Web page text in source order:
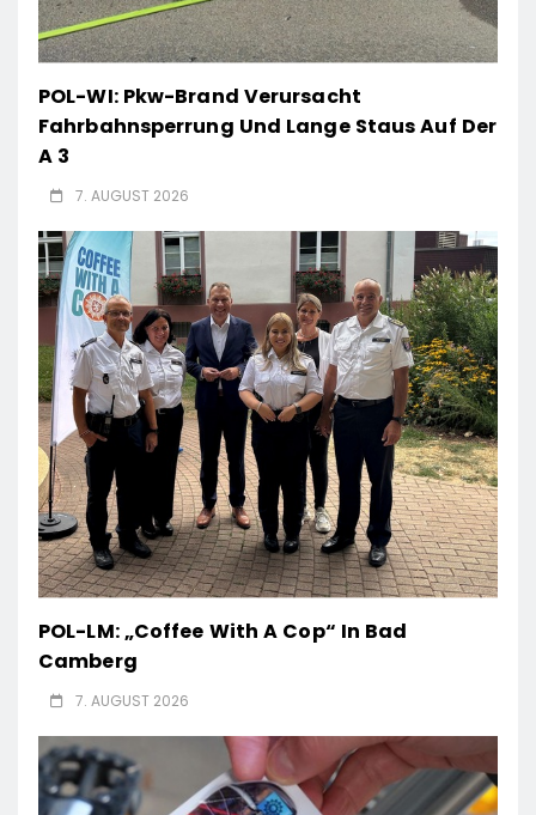
POL-WI: Pkw-Brand Verursacht
Fahrbahnsperrung Und Lange Staus Auf Der
A 3
7. AUGUST 2026
POL-LM: „Coffee With A Cop“ In Bad
Camberg
7. AUGUST 2026